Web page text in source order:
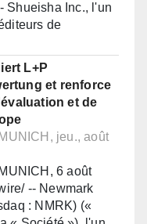
Shueisha Inc., l'un
de
L+P
et renforce
et de
jeu., août
6 août
-- Newmark
: NMRK) («